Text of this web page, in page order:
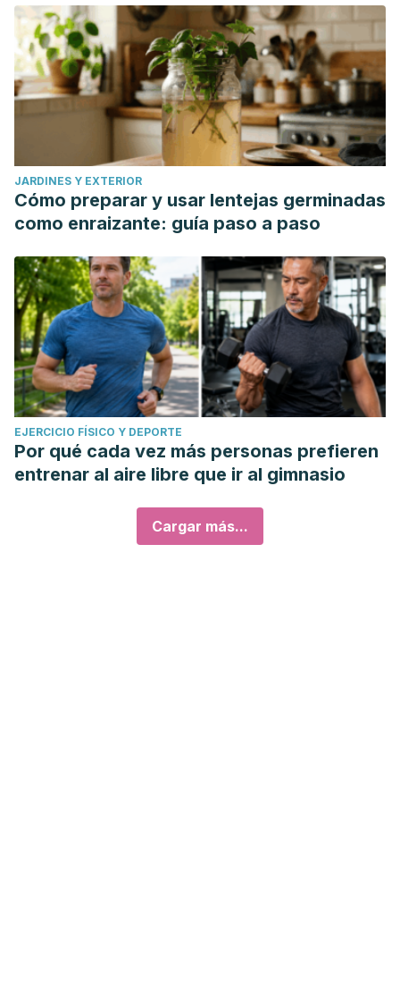
JARDINES Y EXTERIOR
Cómo preparar y usar lentejas germinadas
como enraizante: guía paso a paso
EJERCICIO FÍSICO Y DEPORTE
Por qué cada vez más personas prefieren
entrenar al aire libre que ir al gimnasio
Cargar más...